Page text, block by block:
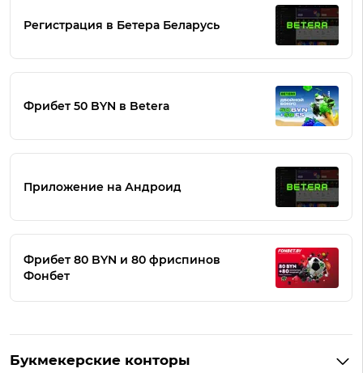
Регистрация в Бетера Беларусь
Фрибет 50 BYN в Betera
Приложение на Андроид
Фрибет 80 BYN и 80 фриспинов
Фонбет
Букмекерские конторы